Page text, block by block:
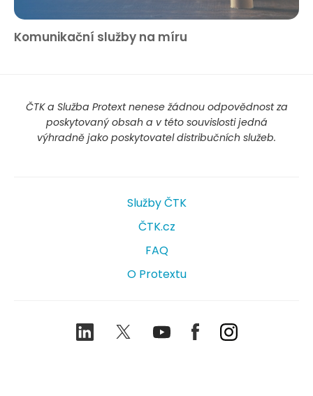
Komunikační služby na míru
ČTK a Služba Protext nenese žádnou odpovědnost za
poskytovaný obsah a v této souvislosti jedná
výhradně jako poskytovatel distribučních služeb.
Služby ČTK
ČTK.cz
FAQ
O Protextu
LinkedIn TwitterYoutubeFacebookInstagram